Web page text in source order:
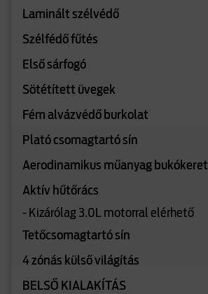
Laminált szélvédő
Szélfédő fűtés
Első sárfogó
Sötétített üvegek
Fém alvázvédő burkolat
Plató csomagtartó sín
Aerodinamikus műanyag bukókeret
Aktív hűtőrács
- Kizárólag 3.0L motorral elérhető
Tetőcsomagtartó sín
4 zónás külső világítás
BELSŐ KIALAKÍTÁS